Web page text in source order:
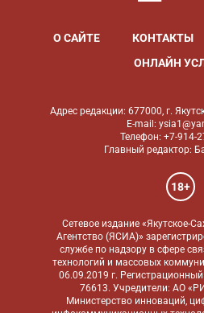
О САЙТЕ КОНТАКТЫ
ОНЛАЙН
Адрес редакции: 677000, г.
E-mail:
Телефон: +7-914-
Главный редактор:
18+
Сетевое издание «Якутское-
Агентство (ЯСИА)»
службе по надзору в сфере
технологий и массовых
06.09.2019 г.
76613. Учредители: АО
Министерство инноваций,